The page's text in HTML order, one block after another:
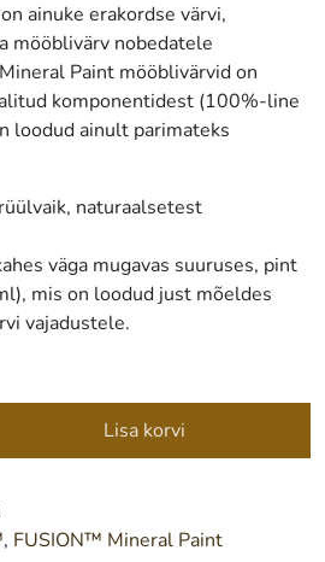
ainuke erakordse värvi,
mööblivärv nobedatele
Paint mööblivärvid on
komponentidest (100%-line
loodud ainult parimateks
naturaalsetest
väga mugavas suuruses, pint
mis on loodud just mõeldes
vajadustele.
Lisa korvi
, FUSION™ Mineral Paint